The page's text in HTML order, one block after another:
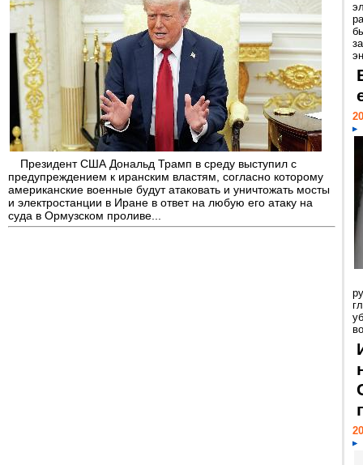
Президент США Дональд Трамп в среду выступил с
предупреждением к иранским властям, согласно которому
американские военные будут атаковать и уничтожать мосты
и электростанции в Иране в ответ на любую его атаку на
суда в Ормузском проливе...